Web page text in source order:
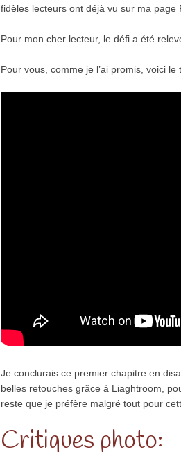
fidèles lecteurs ont déjà vu sur ma page
Pour mon cher lecteur, le défi a été
Pour vous, comme je l’ai promis, voici le
Je conclurais ce premier chapitre en
belles retouches grâce à Liaghtroom,
reste que je préfère malgré tout pour
Critiques photo: